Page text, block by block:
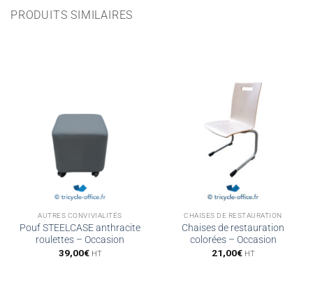
PRODUITS SIMILAIRES
AUTRES CONVIVIALITÉS
Pouf STEELCASE anthracite
roulettes – Occasion
39,00€ HT
CHAISES DE RESTAURATION
Chaises de restauration
colorées – Occasion
21,00€ HT